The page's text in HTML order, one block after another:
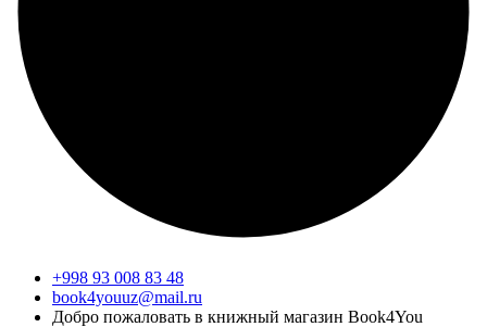
+998 93 008 83 48
book4youuz@mail.ru
Добро пожаловать в книжный магазин Book4You